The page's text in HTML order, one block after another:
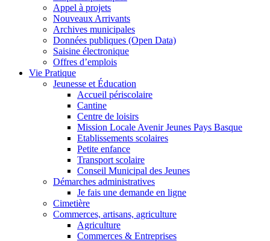
Appel à projets
Nouveaux Arrivants
Archives municipales
Données publiques (Open Data)
Saisine électronique
Offres d’emplois
Vie Pratique
Jeunesse et Éducation
Accueil périscolaire
Cantine
Centre de loisirs
Mission Locale Avenir Jeunes Pays Basque
Etablissements scolaires
Petite enfance
Transport scolaire
Conseil Municipal des Jeunes
Démarches administratives
Je fais une demande en ligne
Cimetière
Commerces, artisans, agriculture
Agriculture
Commerces & Entreprises